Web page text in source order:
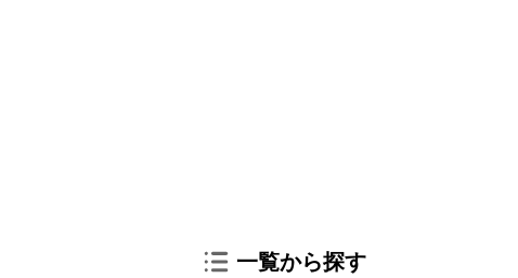
一覧から探す